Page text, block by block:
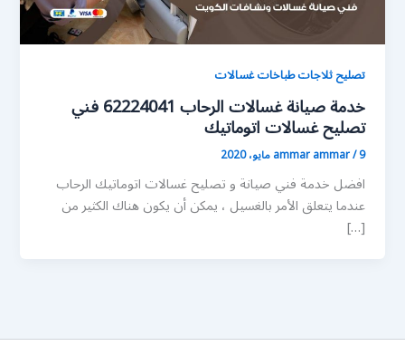
تصليح ثلاجات طباخات غسالات
خدمة صيانة غسالات الرحاب 62224041 فني
تصليح غسالات اتوماتيك
ammar ammar/9 مايو، 2020
افضل خدمة فني صيانة و تصليح غسالات اتوماتيك الرحاب
عندما يتعلق الأمر بالغسيل ، يمكن أن يكون هناك الكثير من
[…]